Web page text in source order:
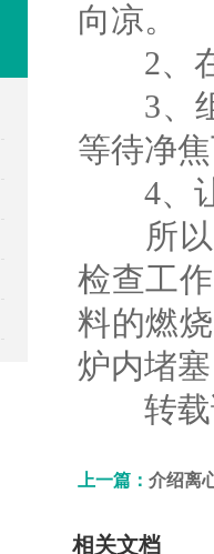
向凉。
2、在
3、组
等待净
4、让
所以大
检查工
料的燃
炉内堵
转载
上一篇： 介绍离
相关文档